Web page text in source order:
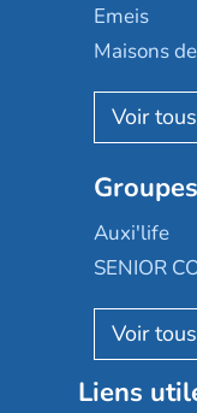
Domusvi
Happy
Aquarelia
Nexity
Les
Occitalia
Reseda
Stella
Les villages
Emeis
Maisons
Korian
Emera
Groupe SOS
Le Noble
Almage
Résidalya
Groupe
Auxi'life
SENIOR
AGE D'OR
Liens